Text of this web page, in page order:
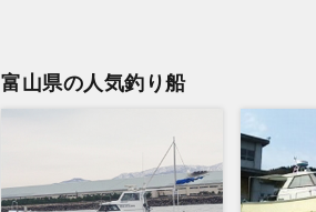
富山県の人気釣り船